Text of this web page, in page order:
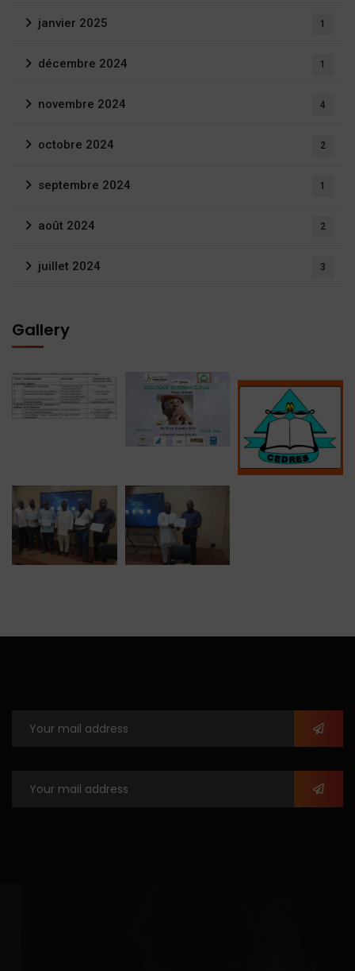
janvier 2025 1
décembre 2024 1
novembre 2024 4
octobre 2024 2
septembre 2024 1
août 2024 2
juillet 2024 3
Gallery